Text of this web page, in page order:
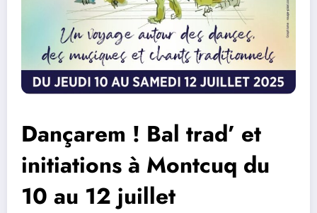
Dançarem ! Bal trad’ et
initiations à Montcuq du
10 au 12 juillet